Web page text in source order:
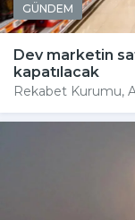
GÜNDEM
Dev marketin
kapatılacak
Rekabet Kurumu,